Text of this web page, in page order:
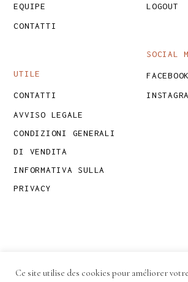
EQUIPE
CONTATTI
UTILE
CONTATTI
AVVISO LEGALE
CONDIZIONI GENERALI
DI VENDITA
INFORMATIVA SULLA
PRIVACY
LOGOUT
SOCIAL
FACEBOOK
Ce site utilise des cookies pour améliorer